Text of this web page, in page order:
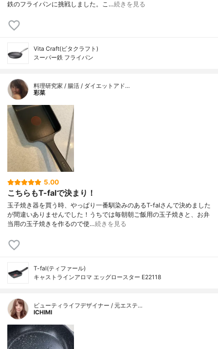
鉄のフライパンに挑戦しました。こ…続きを見る
Vita Craft(ビタクラフト)
スーパー鉄 フライパン
料理研究家 / 腸活 / ダイエットアド…
彩菜
5.00
こちらもT-falで決まり！
玉子焼き器を買う時、やっぱり一番馴染みのあるT-falさんで決めました
が間違いありませんでした！うちでは毎朝朝ご飯用の玉子焼きと、お弁
当用の玉子焼きを作るので使…続きを見る
T-fal(ティファール)
キャストラインアロマ エッグロースター E22118
ビューティライフデザイナー / 元エステ…
ICHIMI